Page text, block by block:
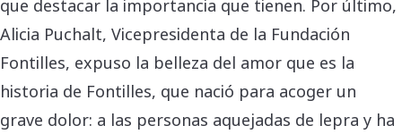
Alicia Puchalt, Vicepresidenta de la Fundación
Fontilles, expuso la belleza del amor que es la
historia de Fontilles, que nació para acoger un
grave dolor: a las personas aquejadas de lepra y ha